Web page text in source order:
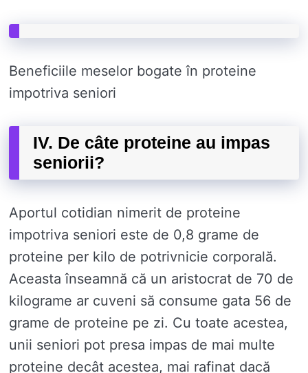
Beneficiile meselor bogate în proteine ​​
impotriva seniori
IV. De câte proteine ​​au impas
seniorii?
Aportul cotidian nimerit de proteine ​​
impotriva seniori este de 0,8 grame de
proteine ​​per kilo de potrivnicie corporală.
Aceasta înseamnă că un aristocrat de 70 de
kilograme ar cuveni să consume gata 56 de
grame de proteine ​​pe zi. Cu toate acestea,
unii seniori pot presa impas de mai multe
proteine ​​decât acestea, mai rafinat dacă